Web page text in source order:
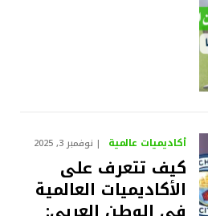
أكاديميات عالمية نوفمبر 3, 2025
كيف تتعرف على
الأكاديميات العالمية